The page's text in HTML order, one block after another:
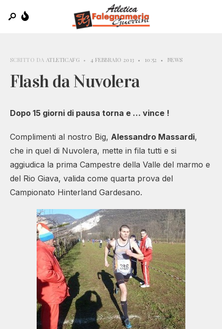
SCRITTO DA ATLETICAFG • 4 FEBBRAIO 2013 • 10:52 • NEWS
Flash da Nuvolera
Dopo 15 giorni di pausa torna e … vince !
Complimenti al nostro Big, Alessandro Massardi,
che in quel di Nuvolera, mette in fila tutti e si
aggiudica la prima Campestre della Valle del marmo e
del Rio Giava, valida come quarta prova del
Campionato Hinterland Gardesano.